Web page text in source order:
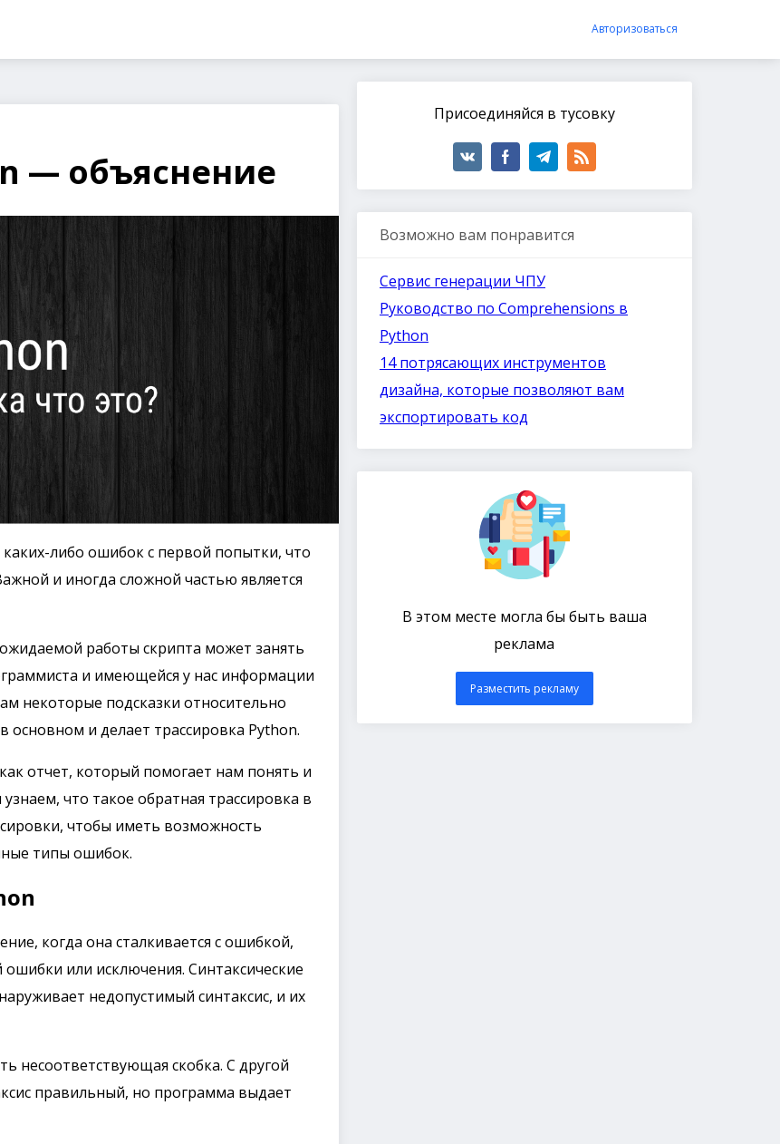
Авторизоваться
— объяснение
либо ошибок с первой попытки, что
и иногда сложной частью является
работы скрипта может занять
и имеющейся у нас информации
некоторые подсказки относительно
и делает трассировка Python.
отчет, который помогает нам понять и
что такое обратная трассировка в
чтобы иметь возможность
типы ошибок.
когда она сталкивается с ошибкой,
или исключения. Синтаксические
недопустимый синтаксис, и их
несоответствующая скобка. С другой
правильный, но программа выдает
Присоединяйся в тусовку
Возможно вам понравится
Сeрвис генерации ЧПУ
Руководство по Comprehensions в
Python
14 потрясающих инструментов
дизайна, которые позволяют вам
экспортировать код
В этом месте могла бы быть ваша
реклама
Разместить рекламу